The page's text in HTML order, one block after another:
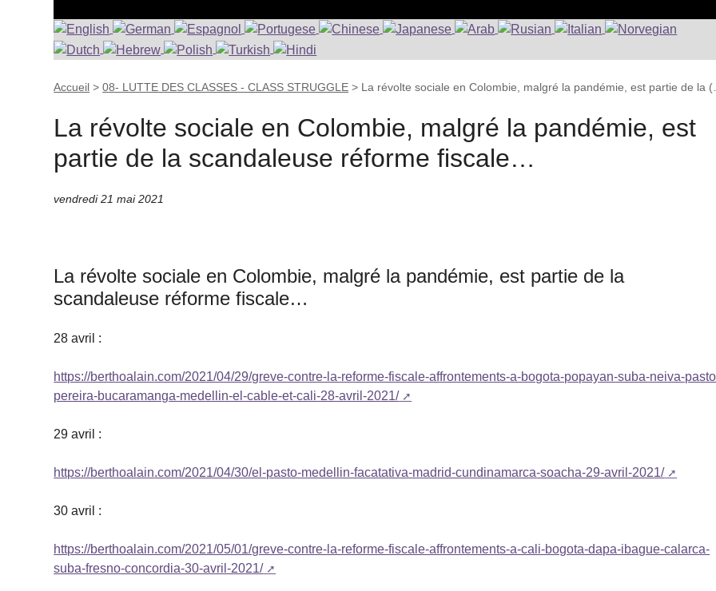
Accueil >08- LUTTE DES CLASSES - CLASS STRUGGLE > La révolte sociale en Colombie, malgré la pandémie, est partie de la
La révolte sociale en Colombie, malgré la pandémie, est
partie de la scandaleuse réforme fiscale…
vendredi 21 mai 2021
La révolte sociale en Colombie, malgré la pandémie, est partie de la
scandaleuse réforme fiscale…
28 avril :
https://berthoalain.com/2021/04/29/greve-contre-la-reforme-fiscale-affrontements-a-bogota-popayan-suba-neiva-
pereira-bucaramanga-medellin-el-cable-et-cali-28-avril-2021/
29 avril :
https://berthoalain.com/2021/04/30/el-pasto-medellin-facatativa-madrid-cundinamarca-soacha-29-avril-2021/
30 avril :
https://berthoalain.com/2021/05/01/greve-contre-la-reforme-fiscale-affrontements-a-cali-bogota-dapa-ibague-calarca-
suba-fresno-concordia-30-avril-2021/